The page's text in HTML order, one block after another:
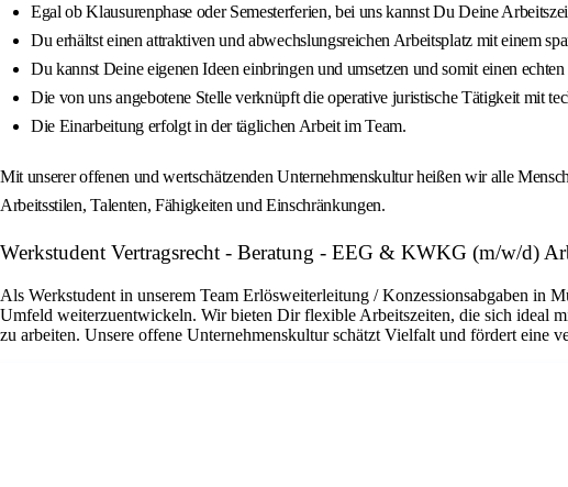
Egal ob Klausurenphase oder Semesterferien, bei uns kannst Du Deine
Du erhältst einen attraktiven und abwechslungsreichen Arbeitsplatz mit einem
Du kannst Deine eigenen Ideen einbringen und umsetzen und somit einen
Die von uns angebotene Stelle verknüpft die operative juristische Tätigkeit mit
Die Einarbeitung erfolgt in der täglichen Arbeit im Team.
Mit unserer offenen und wertschätzenden Unternehmenskultur heißen wir alle
Arbeitsstilen, Talenten, Fähigkeiten und Einschränkungen.
Werkstudent Vertragsrecht - Beratung - EEG & KWKG (m/w/d)
Als Werkstudent in unserem Team Erlösweiterleitung / Konzessionsabgaben in
Umfeld weiterzuentwickeln. Wir bieten Dir flexible Arbeitszeiten, die sich ideal
zu arbeiten. Unsere offene Unternehmenskultur schätzt Vielfalt und fördert eine